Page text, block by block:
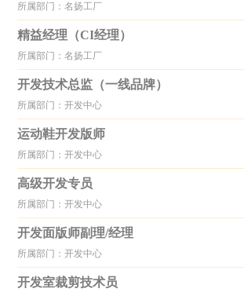
所属部门：名扬工厂
精益经理（CI经理）
所属部门：名扬工厂
开发技术总监（一线品牌）
所属部门：开发中心
运动鞋开发版师
所属部门：开发中心
高级开发专员
所属部门：开发中心
开发面版师副理/经理
所属部门：开发中心
开发室裁剪技术员